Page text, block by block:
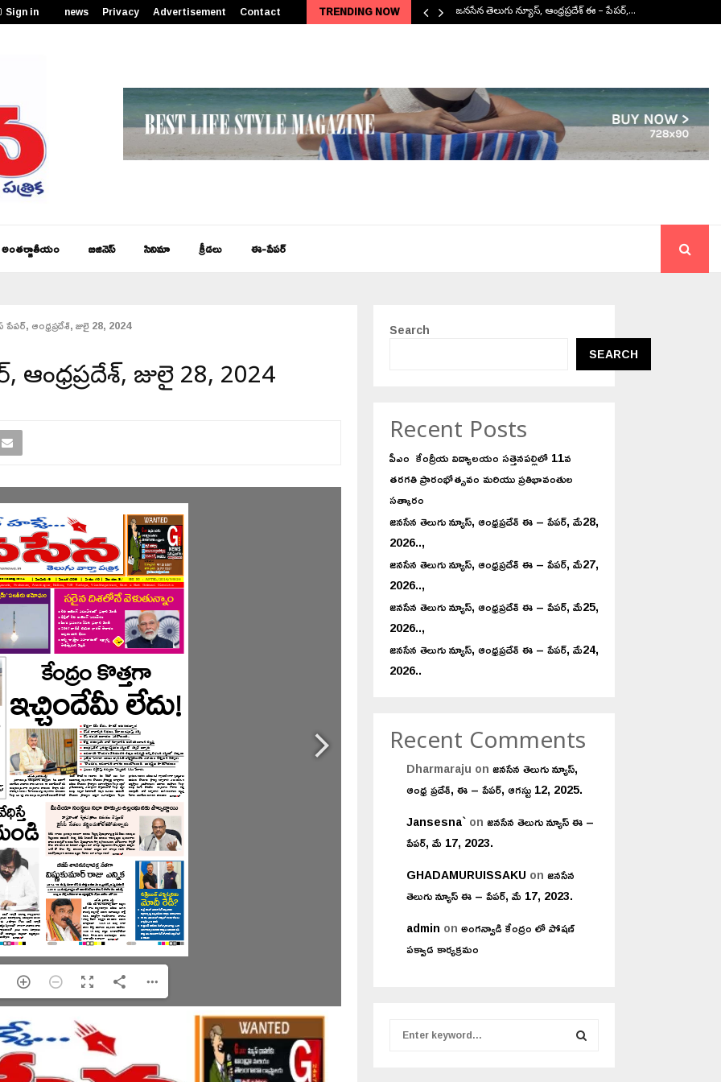
Sign in news Privacy Advertisement Contact TRENDING NOW
జనసేన తెలుగు న్యూస్, ఆంధ్రప్రదేశ్ ఈ – పేపర్,… జనసేన తెలుగు న్యూస్, ఆంధ్రప్రదేశ్ ఈ – పేపర్,…
అంతర్జాతీయం బిజినెస్ సినిమా క్రీడలు ఈ-పేపర్
ఆంధ్రప్రదేశ్, జులై 28, 2024
జులై 28, 2024
Search
SEARCH
Recent Posts
పీఎం కేంద్రీయ విద్యాలయం సత్తెనపల్లిలో 11వ
తరగతి ప్రారంభోత్సవం మరియు ప్రతిభావంతుల
సత్కారం
జనసేన తెలుగు న్యూస్, ఆంధ్రప్రదేశ్ ఈ – పేపర్, మే28,
2026..,
జనసేన తెలుగు న్యూస్, ఆంధ్రప్రదేశ్ ఈ – పేపర్, మే27,
2026..,
జనసేన తెలుగు న్యూస్, ఆంధ్రప్రదేశ్ ఈ – పేపర్, మే25,
2026..,
జనసేన తెలుగు న్యూస్, ఆంధ్రప్రదేశ్ ఈ – పేపర్, మే24,
2026..
Recent Comments
Dharmaraju onజనసేన తెలుగు న్యూస్,
ఆంధ్ర ప్రదేశ్, ఈ – పేపర్, ఆగస్టు 12, 2025.
Jansesna`onజనసేన తెలుగు న్యూస్ ఈ –
పేపర్, మే 17, 2023.
GHADAMURUISSAKU onజనసేన
తెలుగు న్యూస్ ఈ – పేపర్, మే 17, 2023.
admin onఅంగన్వాడి కేంద్రం లో పోషణ్
పక్వాడ కార్యక్రమం